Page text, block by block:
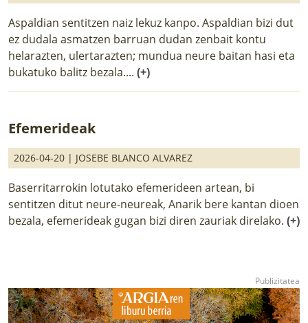
Aspaldian sentitzen naiz lekuz kanpo. Aspaldian bizi dut
ez dudala asmatzen barruan dudan zenbait kontu
helarazten, ulertarazten; mundua neure baitan hasi eta
bukatuko balitz bezala.... (+)
Efemerideak
2026-04-20 | JOSEBE BLANCO ALVAREZ
Baserritarrokin lotutako efemerideen artean, bi
sentitzen ditut neure-neureak, Anarik bere kantan dioen
bezala, efemerideak gugan bizi diren zauriak direlako. (+)